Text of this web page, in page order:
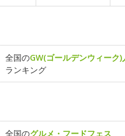
全国のGW(ゴールデンウィーク)
ランキング
全国のグルメ・フードフェス